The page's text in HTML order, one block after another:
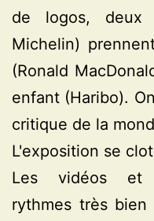
de logos, deux
Michelin)
(Ronald
enfant (Haribo).
critique de la
L'exposition se
Les vidéos et
rythmes très